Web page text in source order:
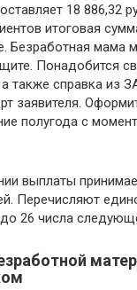
18 886,32
итоговая
Безработная мама
Понадобится
также справка из
заявителя.
полугода с
выплаты
Перечисляют
26 числа